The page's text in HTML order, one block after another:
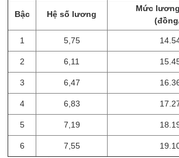
Bậc Hệ số lương
Mức
1 5,75
2 6,11
3 6,47
4 6,83
5 7,19
6 7,55